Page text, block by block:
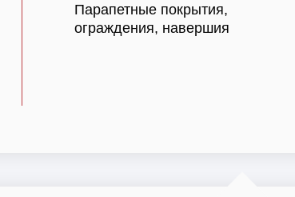
Парапетные покрытия,
ограждения, навершия